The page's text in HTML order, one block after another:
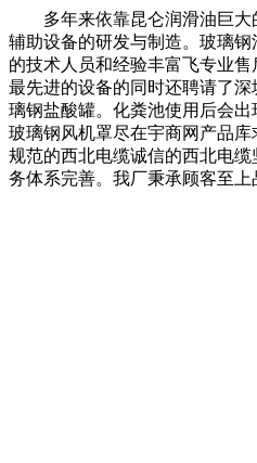
多年来依靠昆仑润滑油巨大的
辅助设备的研发与制造。玻璃
的技术人员和经验丰富飞专业
最先进的设备的同时还聘请了
璃钢盐酸罐。化粪池使用后会
玻璃钢风机罩尽在宇商网产品
规范的西北电缆诚信的西北电
务体系完善。我厂秉承顾客至